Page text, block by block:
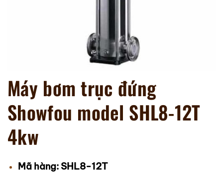
Máy bơm trục đứng
Showfou model SHL8-12T
4kw
Mã hàng: SHL8-12T